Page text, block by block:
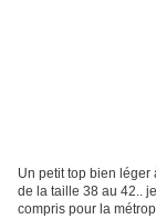
Un petit top bien léger
de la taille 38 au 42..
compris pour la